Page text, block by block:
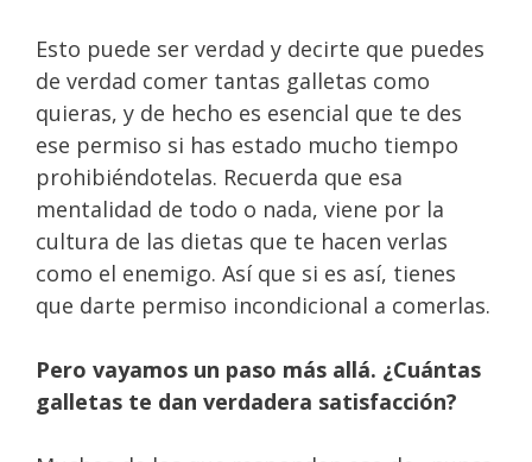
Esto puede ser verdad y decirte que puedes
de verdad comer tantas galletas como
quieras, y de hecho es esencial que te des
ese permiso si has estado mucho tiempo
prohibiéndotelas. Recuerda que esa
mentalidad de todo o nada, viene por la
cultura de las dietas que te hacen verlas
como el enemigo. Así que si es así, tienes
que darte permiso incondicional a comerlas.
Pero vayamos un paso más allá. ¿Cuántas
galletas te dan verdadera satisfacción?